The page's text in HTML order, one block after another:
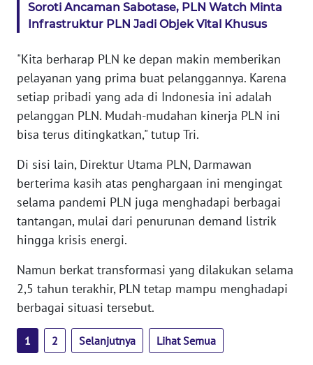
Soroti Ancaman Sabotase, PLN Watch Minta
Infrastruktur PLN Jadi Objek Vital Khusus
"Kita berharap PLN ke depan makin memberikan
pelayanan yang prima buat pelanggannya. Karena
setiap pribadi yang ada di Indonesia ini adalah
pelanggan PLN. Mudah-mudahan kinerja PLN ini
bisa terus ditingkatkan," tutup Tri.
Di sisi lain, Direktur Utama PLN, Darmawan
berterima kasih atas penghargaan ini mengingat
selama pandemi PLN juga menghadapi berbagai
tantangan, mulai dari penurunan demand listrik
hingga krisis energi.
Namun berkat transformasi yang dilakukan selama
2,5 tahun terakhir, PLN tetap mampu menghadapi
berbagai situasi tersebut.
1 2 Selanjutnya Lihat Semua
WN
WN
SERAMBI
WN
WN
SULTRA
WN
NTB
WN
SULTENG
SULBAR